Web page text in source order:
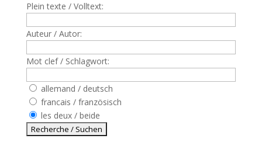
Plein texte / Volltext:
Auteur / Autor:
Mot clef / Schlagwort:
allemand / deutsch
francais / französisch
les deux / beide